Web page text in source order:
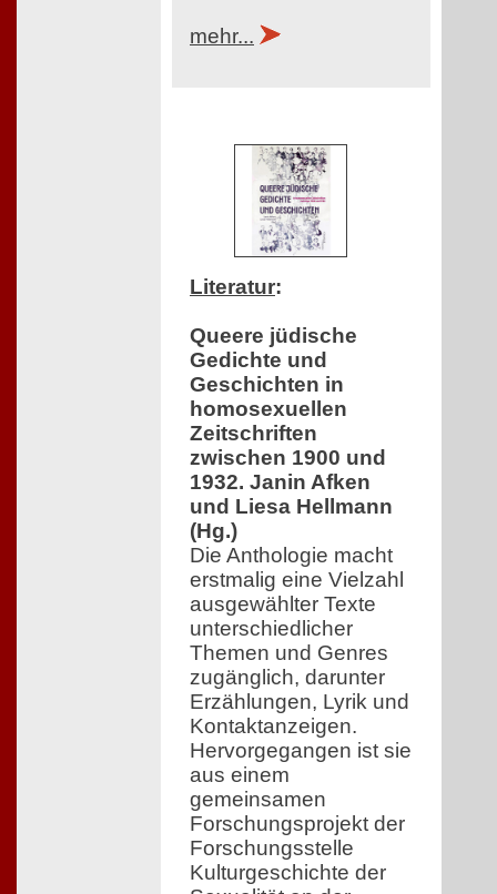
mehr...
Literatur:
Queere jüdische
Gedichte und
Geschichten in
homosexuellen
Zeitschriften
zwischen 1900 und
1932. Janin Afken
und Liesa Hellmann
(Hg.)
Die Anthologie macht
erstmalig eine Vielzahl
ausgewählter Texte
unterschiedlicher
Themen und Genres
zugänglich, darunter
Erzählungen, Lyrik und
Kontaktanzeigen.
Hervorgegangen ist sie
aus einem
gemeinsamen
Forschungsprojekt der
Forschungsstelle
Kulturgeschichte der